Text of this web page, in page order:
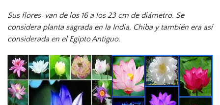
Sus flores van de los 16 a los 23 cm de diámetro. Se
considera planta sagrada en la India, Chiba y también era así
considerada en el Egipto Antiguo.